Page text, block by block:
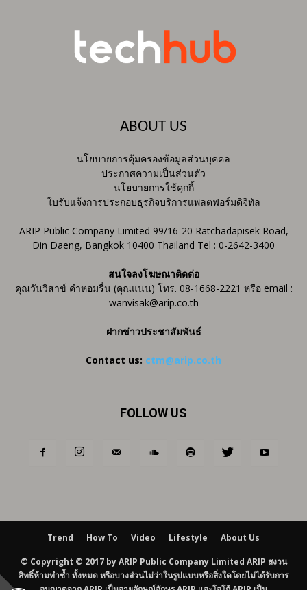
ABOUT US
นโยบายการคุ้มครองข้อมูลส่วนบุคคล
ประกาศความเป็นส่วนตัว
นโยบายการใช้คุกกี้
ใบรับแจ้งการประกอบธุรกิจบริการแพลตฟอร์มดิจิทัล
ARIP Public Company Limited 99/16-20 Ratchadapisek Road,
Din Daeng, Bangkok 10400 Thailand Tel : 0-2642-3400
สนใจลงโฆษณาติดต่อ
คุณวันวิสาข์ คำหอมรื่น (คุณแนน) โทร. 08-1668-2221 หรือ email :
wanvisak@arip.co.th
ฝากข่าวประชาสัมพันธ์
Contact us: ctm@arip.co.th
FOLLOW US
Trend How To Video Lifestyle About Us
© Copyright © 2017 by ARIP Public Company Limited ARIP สงวน
สิทธิ์ห้ามทำซ้ำ ทั้งหมด หรือบางส่วนไม่ว่าในรูปแบบหรือสิ่งใดโดยไม่ได้รับการ